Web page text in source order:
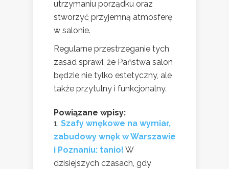
utrzymaniu porządku oraz
stworzyć przyjemną atmosferę
w salonie.
Regularne przestrzeganie tych
zasad sprawi, że Państwa salon
będzie nie tylko estetyczny, ale
także przytulny i funkcjonalny.
Powiązane wpisy:
Szafy wnękowe na wymiar,
zabudowy wnęk w Warszawie
i Poznaniu: tanio! W
dzisiejszych czasach, gdy